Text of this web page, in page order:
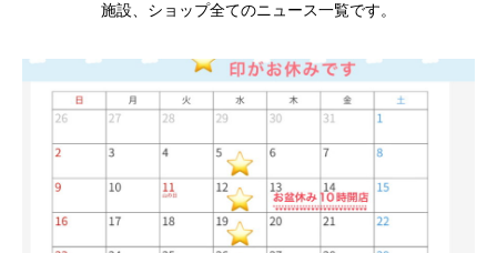
施設、ショップ全てのニュース一覧です。